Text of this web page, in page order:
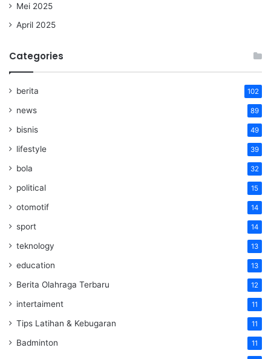
Mei 2025
April 2025
Categories
berita 102
news 89
bisnis 49
lifestyle 39
bola 32
political 15
otomotif 14
sport 14
teknology 13
education 13
Berita Olahraga Terbaru 12
intertaiment 11
Tips Latihan & Kebugaran 11
Badminton 11